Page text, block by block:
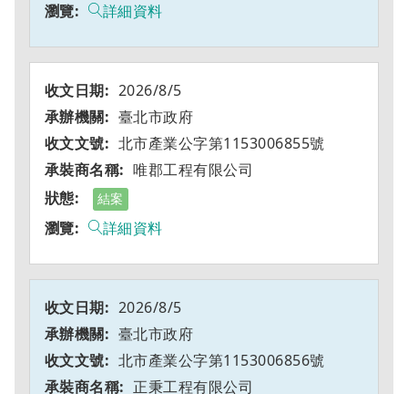
詳細資料
2026/8/5
臺北市政府
北市產業公字第1153006855號
唯郡工程有限公司
結案
詳細資料
2026/8/5
臺北市政府
北市產業公字第1153006856號
正秉工程有限公司